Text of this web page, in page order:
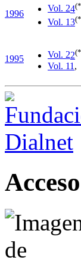
1996
Vol. 24
Vol. 13
1995 Vol. 22
Vol. 11 ,